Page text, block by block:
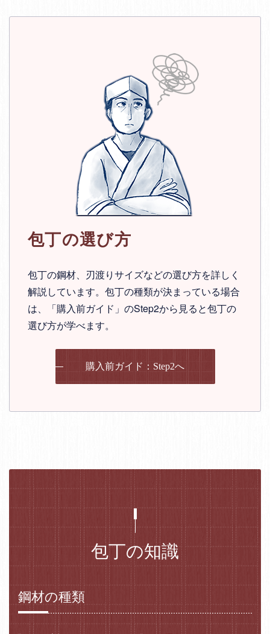
包丁の選び方
包丁の鋼材、刃渡りサイズなどの選び方を詳しく
解説しています。包丁の種類が決まっている場合
は、「購入前ガイド」のStep2から見ると包丁の
選び方が学べます。
購入前ガイド：Step2へ
包丁の知識
鋼材の種類